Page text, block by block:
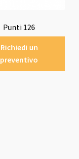
Punti 126
Richiedi un
preventivo